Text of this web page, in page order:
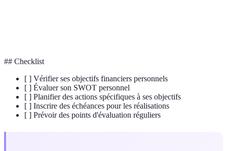
## Checklist
[ ] Vérifier ses objectifs financiers personnels
[ ] Évaluer son SWOT personnel
[ ] Planifier des actions spécifiques à ses objectifs
[ ] Inscrire des échéances pour les réalisations
[ ] Prévoir des points d'évaluation réguliers